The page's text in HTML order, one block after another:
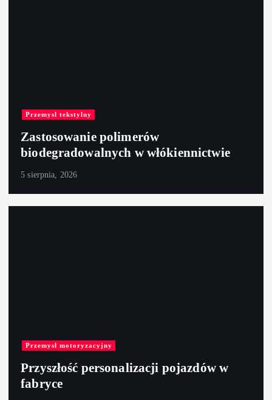
Przemysł tekstylny
Zastosowanie polimerów
biodegradowalnych w włókiennictwie
5 sierpnia, 2026
Przemysł motoryzacyjny
Przyszłość personalizacji pojazdów w
fabryce